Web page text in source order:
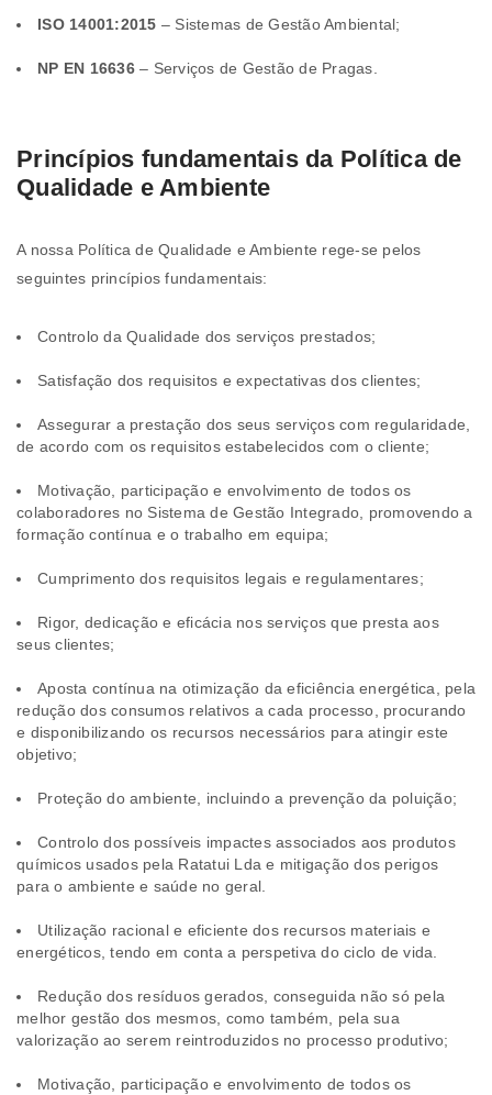
ISO 14001:2015 – Sistemas de Gestão Ambiental;
NP EN 16636– Serviços de Gestão de Pragas.
Princípios fundamentais da Política de
Qualidade e Ambiente
A nossa Política de Qualidade e Ambiente rege-se pelos
seguintes princípios fundamentais:
Controlo da Qualidade dos serviços prestados;
Satisfação dos requisitos e expectativas dos clientes;
Assegurar a prestação dos seus serviços com regularidade,
de acordo com os requisitos estabelecidos com o cliente;
Motivação, participação e envolvimento de todos os
colaboradores no Sistema de Gestão Integrado, promovendo a
formação contínua e o trabalho em equipa;
Cumprimento dos requisitos legais e regulamentares;
Rigor, dedicação e eficácia nos serviços que presta aos
seus clientes;
Aposta contínua na otimização da eficiência energética, pela
redução dos consumos relativos a cada processo, procurando
e disponibilizando os recursos necessários para atingir este
objetivo;
Proteção do ambiente, incluindo a prevenção da poluição;
Controlo dos possíveis impactes associados aos produtos
químicos usados pela Ratatui Lda e mitigação dos perigos
para o ambiente e saúde no geral.
Utilização racional e eficiente dos recursos materiais e
energéticos, tendo em conta a perspetiva do ciclo de vida.
Redução dos resíduos gerados, conseguida não só pela
melhor gestão dos mesmos, como também, pela sua
valorização ao serem reintroduzidos no processo produtivo;
Motivação, participação e envolvimento de todos os